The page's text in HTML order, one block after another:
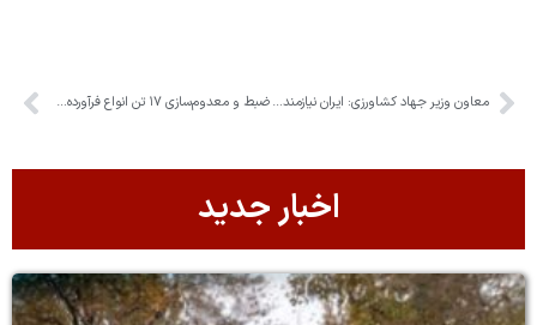
معاون وزیر جهاد کشاورزی: ایران نیازمند رویکرد منطقه‌ای در کشاورزی است ضبط و معدوم‌سازی ۱۷ تن انواع فرآورده‌های خام دامی در البرز
اخبار جدید